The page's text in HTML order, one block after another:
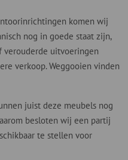
komen wij
nog in goede staat zijn,
verouderde uitvoeringen
verkoop. Weggooien vinden
juist deze meubels nog
besloten wij een partij
te stellen voor